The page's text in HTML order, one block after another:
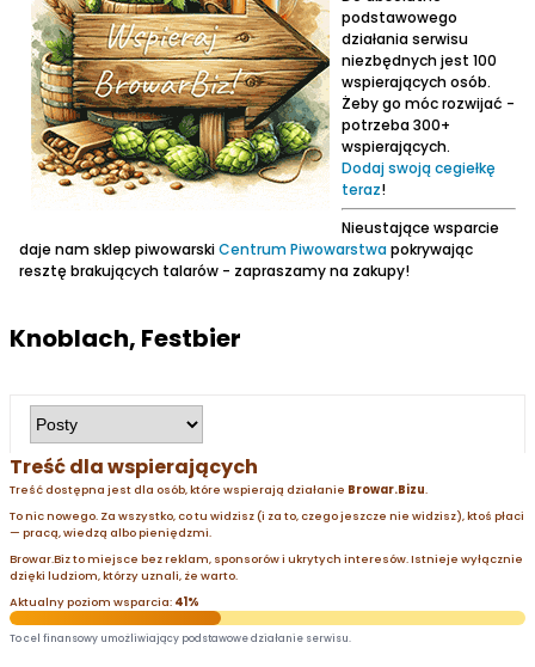
podstawowego
działania serwisu
niezbędnych jest 100
wspierających osób.
Żeby go móc rozwijać -
potrzeba 300+
wspierających.
Dodaj swoją cegiełkę
teraz!
Nieustające wsparcie
daje nam sklep piwowarskiCentrum Piwowarstwapokrywając
resztę brakujących talarów - zapraszamy na zakupy!
Knoblach, Festbier
Treść dla wspierających
Treść dostępna jest dla osób, które wspierają działanie Browar.Bizu.
To nic nowego. Za wszystko, co tu widzisz (i za to, czego jeszcze nie widzisz), ktoś płaci
— pracą, wiedzą albo pieniędzmi.
Browar.Biz to miejsce bez reklam, sponsorów i ukrytych interesów. Istnieje wyłącznie
dzięki ludziom, którzy uznali, że warto.
Aktualny poziom wsparcia: 41%
To cel finansowy umożliwiający podstawowe działanie serwisu.